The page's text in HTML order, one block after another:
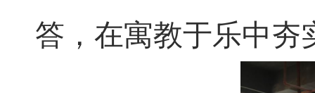
答，在寓教于乐中夯